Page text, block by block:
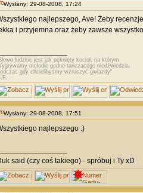
Wysłany: 29-08-2008, 17:24
najlepszego, Ave! Żeby
i przyjemna oraz żeby zawsze
ludzkie jest jak pęknięty kocioł, na którym
melodie godne tańczącego niedźwiedzia,
gdy chcielibyśmy wzruszyć gwiazdy"
Wysłany: 29-08-2008, 17:51
najlepszego :)
said (czy coś takiego) - spróbuj i Ty xD